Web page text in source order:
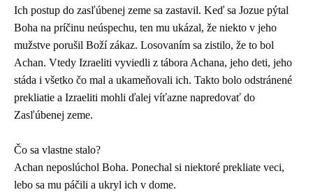
Ich postup do zasľúbenej zeme sa zastavil. Keď sa Jozue pýtal
Boha na príčinu neúspechu, ten mu ukázal, že niekto v jeho
mužstve porušil Boží zákaz. Losovaním sa zistilo, že to bol
Achan. Vtedy Izraeliti vyviedli z tábora Achana, jeho deti, jeho
stáda i všetko čo mal a ukameňovali ich. Takto bolo odstránené
prekliatie a Izraeliti mohli ďalej víťazne napredovať do
Zasľúbenej zeme.
Čo sa vlastne stalo?
Achan neposlúchol Boha. Ponechal si niektoré prekliate veci,
lebo sa mu páčili a ukryl ich v dome.